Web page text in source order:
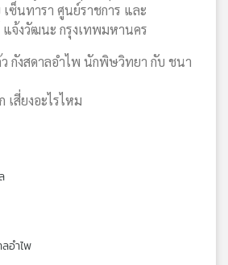
ซ็นทารา ศูนย์ราชการ และ
จ้งวัฒนะ กรุงเทพมหานคร
กังสดาลอำไพ นักพิษวิทยา กับ ชนา
สี่ยงอะไรไหม
อำไพ